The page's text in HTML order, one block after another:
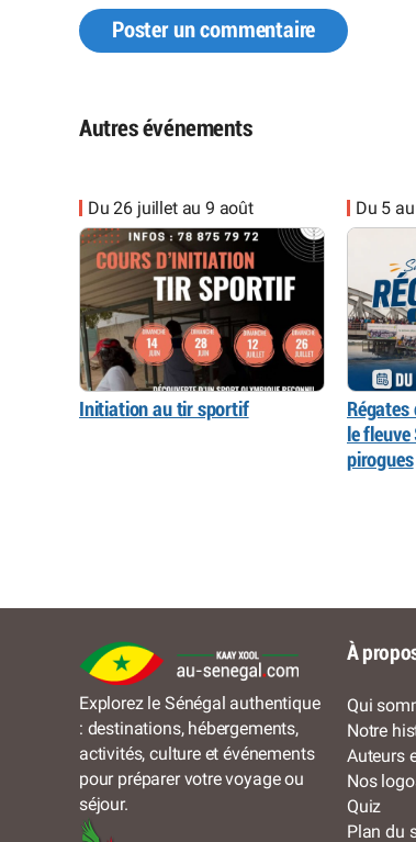
Poster un commentaire
Autres événements
Du 26 juillet au 9 août
Initiation au tir sportif
Du 5
le
pirogues
Explorez le Sénégal authentique
: destinations, hébergements,
activités, culture et événements
pour préparer votre voyage ou
séjour.
À
Qui
Notre
Auteurs
Nos
Quiz
Plan du